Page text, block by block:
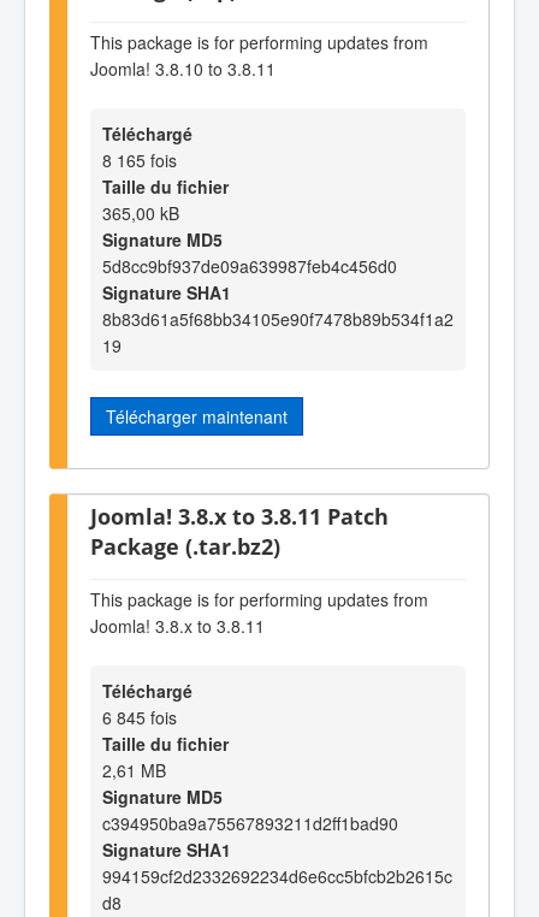
This package is for performing updates from
Joomla! 3.8.10 to 3.8.11
Téléchargé
8 165 fois
Taille du fichier
365,00 kB
Signature MD5
5d8cc9bf937de09a639987feb4c456d0
Signature SHA1
8b83d61a5f68bb34105e90f7478b89b534f1a2
19
Télécharger maintenant
Joomla! 3.8.x to 3.8.11 Patch
Package (.tar.bz2)
This package is for performing updates from
Joomla! 3.8.x to 3.8.11
Téléchargé
6 845 fois
Taille du fichier
2,61 MB
Signature MD5
c394950ba9a75567893211d2ff1bad90
Signature SHA1
994159cf2d2332692234d6e6cc5bfcb2b2615c
d8